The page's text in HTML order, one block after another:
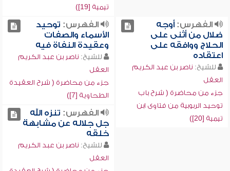
تيمية [19])
الفهرس:أوجه
ضلال من أثنى على
الحلاج ووافقه على
اعتقاده
للشيخ: ناصر بن عبد الكريم
العقل
جزء من محاضرة ( شرح باب
توحيد الربوبية من فتاوى ابن
تيمية [20])
الفهرس: توحيد
الأسماء والصفات
وعقيدة النفاة فيه
للشيخ: ناصر بن عبد الكريم
العقل
جزء من محاضرة ( شرح العقيدة
الطحاوية [7])
الفهرس: تنزه الله
جل جلاله عن مشابهة
خلقه
للشيخ: ناصر بن عبد الكريم
العقل